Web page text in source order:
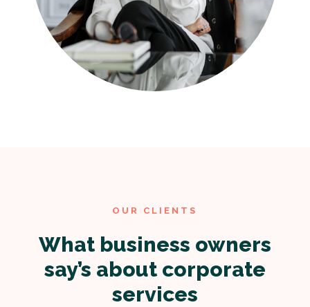
OUR CLIENTS
What business owners
say’s about corporate
services